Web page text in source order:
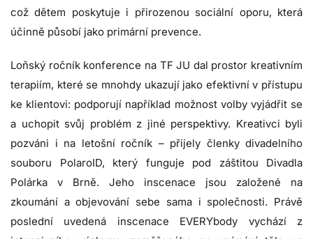
což dětem poskytuje i přirozenou sociální oporu, která
účinně působí jako primární prevence.
Loňský ročník konference na TF JU dal prostor kreativním
terapiím, které se mnohdy ukazují jako efektivní v přístupu
ke klientovi: podporují například možnost volby vyjádřit se
a uchopit svůj problém z jiné perspektivy. Kreativci byli
pozváni i na letošní ročník – přijely členky divadelního
souboru PolaroID, který funguje pod záštitou Divadla
Polárka v Brně. Jeho inscenace jsou založené na
zkoumání a objevování sebe sama i společnosti. Právě
poslední uvedená inscenace EVERYbody vychází z